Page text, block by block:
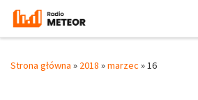
Przejdź do treści
Strona główna » 2018 »marzec »16